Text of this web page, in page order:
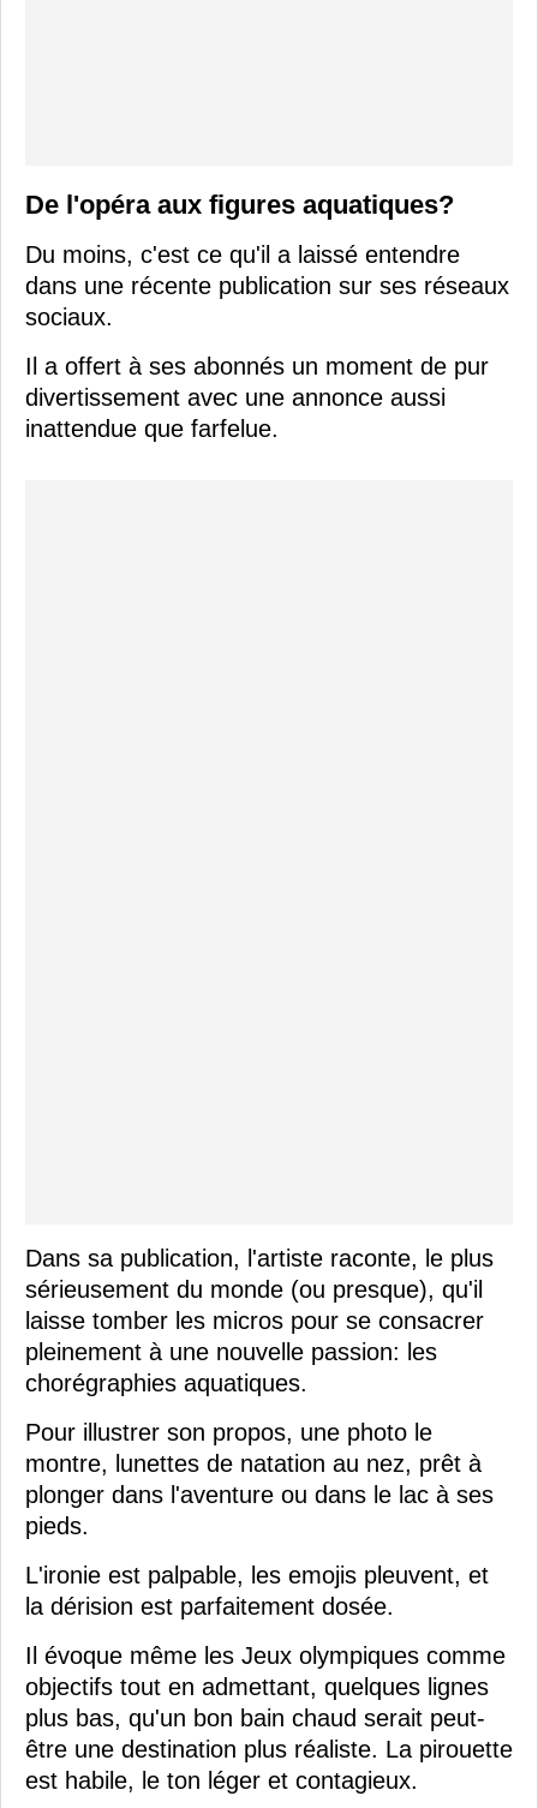
De l'opéra aux figures aquatiques?
Du moins, c'est ce qu'il a laissé entendre
dans une récente publication sur ses réseaux
sociaux.
Il a offert à ses abonnés un moment de pur
divertissement avec une annonce aussi
inattendue que farfelue.
Dans sa publication, l'artiste raconte, le plus
sérieusement du monde (ou presque), qu'il
laisse tomber les micros pour se consacrer
pleinement à une nouvelle passion: les
chorégraphies aquatiques.
Pour illustrer son propos, une photo le
montre, lunettes de natation au nez, prêt à
plonger dans l'aventure ou dans le lac à ses
pieds.
L'ironie est palpable, les emojis pleuvent, et
la dérision est parfaitement dosée.
Il évoque même les Jeux olympiques comme
objectifs tout en admettant, quelques lignes
plus bas, qu'un bon bain chaud serait peut-
être une destination plus réaliste. La pirouette
est habile, le ton léger et contagieux.